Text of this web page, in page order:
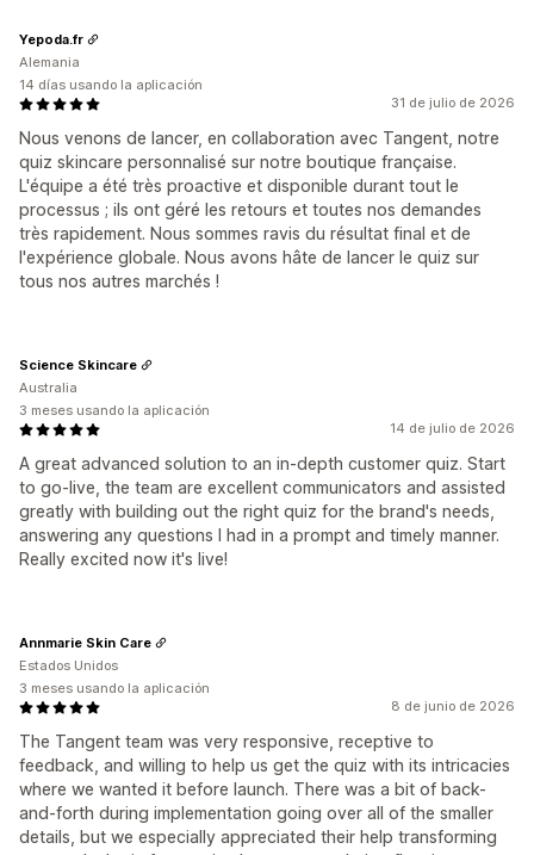
31 de julio de 2026
Nous venons de lancer, en collaboration avec Tangent, notre
quiz skincare personnalisé sur notre boutique française.
L'équipe a été très proactive et disponible durant tout le
processus ; ils ont géré les retours et toutes nos demandes
très rapidement. Nous sommes ravis du résultat final et de
l'expérience globale. Nous avons hâte de lancer le quiz sur
tous nos autres marchés !
Yepoda.fr
Alemania
14 días usando la aplicación
14 de julio de 2026
A great advanced solution to an in-depth customer quiz. Start
to go-live, the team are excellent communicators and assisted
greatly with building out the right quiz for the brand's needs,
answering any questions I had in a prompt and timely manner.
Really excited now it's live!
Science Skincare
Australia
3 meses usando la aplicación
8 de junio de 2026
The Tangent team was very responsive, receptive to
feedback, and willing to help us get the quiz with its intricacies
where we wanted it before launch. There was a bit of back-
and-forth during implementation going over all of the smaller
details, but we especially appreciated their help transforming
Annmarie Skin Care
Estados Unidos
3 meses usando la aplicación